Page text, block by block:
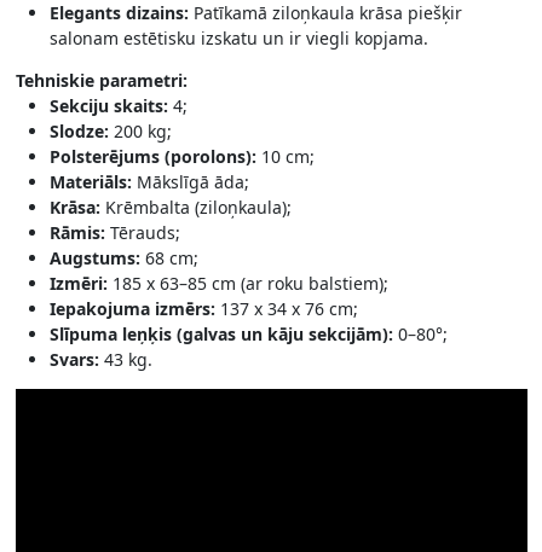
Elegants dizains: Patīkamā ziloņkaula krāsa piešķir
salonam estētisku izskatu un ir viegli kopjama.
Tehniskie parametri:
Sekciju skaits: 4;
Slodze: 200 kg;
Polsterējums (porolons): 10 cm;
Materiāls: Mākslīgā āda;
Krāsa: Krēmbalta (ziloņkaula);
Rāmis: Tērauds;
Augstums: 68 cm;
Izmēri: 185 x 63–85 cm (ar roku balstiem);
Iepakojuma izmērs: 137 x 34 x 76 cm;
Slīpuma leņķis (galvas un kāju sekcijām): 0–80°;
Svars: 43 kg.